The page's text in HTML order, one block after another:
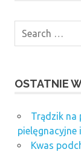
OSTATNIE
Trądzik na
pielęgnacyjne
Kwas